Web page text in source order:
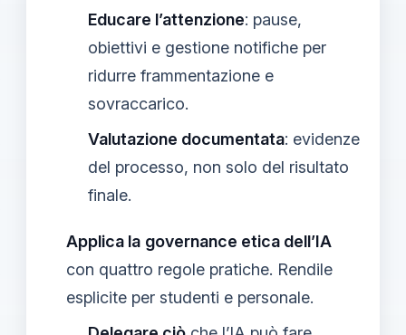
Educare l’attenzione: pause,
obiettivi e gestione notifiche per
ridurre frammentazione e
sovraccarico.
Valutazione documentata: evidenze
del processo, non solo del risultato
finale.
Applica la governance etica dell’IA
con quattro regole pratiche. Rendile
esplicite per studenti e personale.